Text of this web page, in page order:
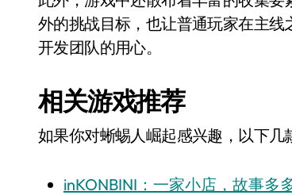
外的挑战目标，也让普通玩家在主
开发团队的用心。
相关游戏推荐
如果你对蜥蜴人崛起感兴趣，以下几
inKONBINI：一家小店，故事多